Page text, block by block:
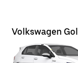
Volkswagen